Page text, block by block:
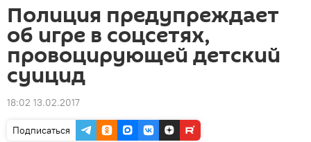
Полиция предупреждает
об игре в соцсетях,
провоцирующей детский
суицид
18:02 13.02.2017
Подписаться